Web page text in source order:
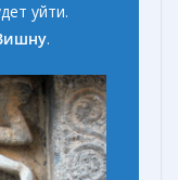
уйти.
.